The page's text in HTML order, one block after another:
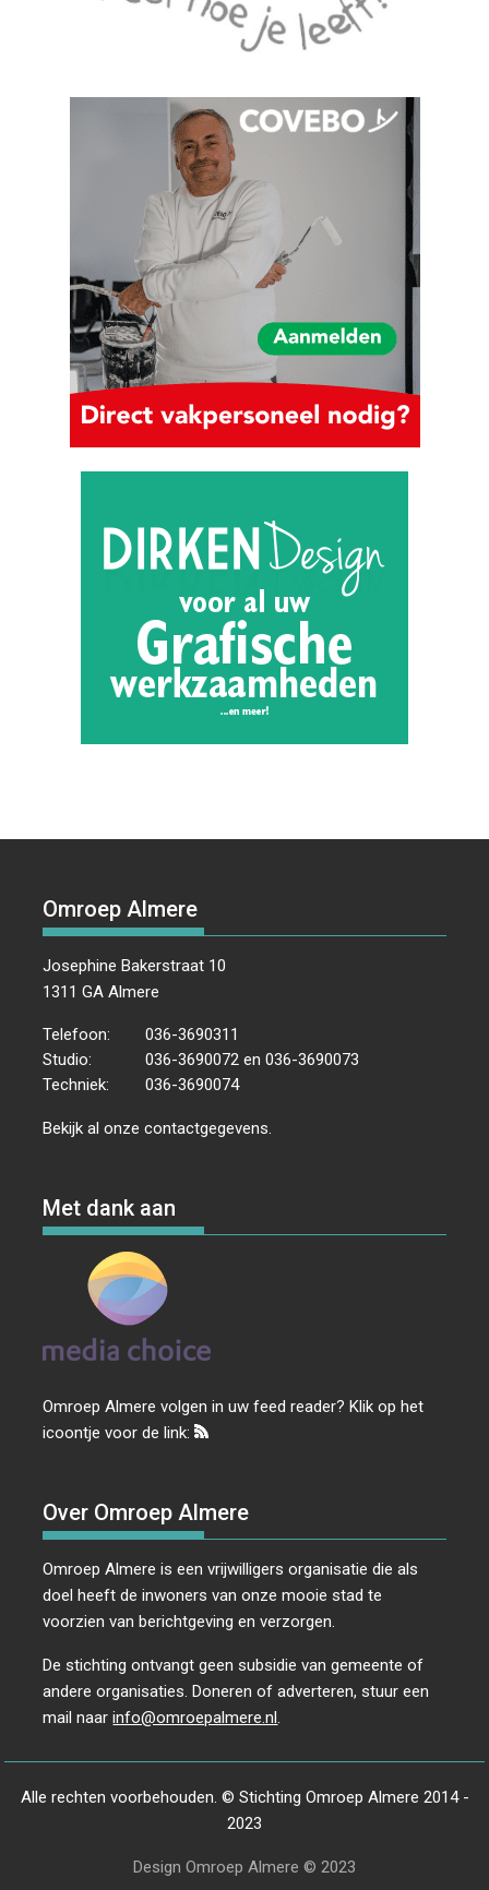
Omroep Almere
Josephine Bakerstraat 10
1311 GA Almere
Telefoon:
036-3690311
Studio:
036-3690072 en 036-3690073
Techniek:
036-3690074
Bekijk al onzecontactgegevens
Met dank aan
Omroep Almere volgen in uw feed reader? Klik op het
icoontje voor de link:
Over Omroep Almere
Omroep Almere is een vrijwilligers organisatie die als
doel heeft de inwoners van onze mooie stad te
voorzien van berichtgeving en verzorgen.
De stichting ontvangt geen subsidie van gemeente of
andere organisaties. Doneren of adverteren, stuur een
mail naarinfo@omroepalmere.nl.
Alle rechten voorbehouden. © Stichting Omroep Almere 2014 -
2023
Design Omroep Almere © 2023